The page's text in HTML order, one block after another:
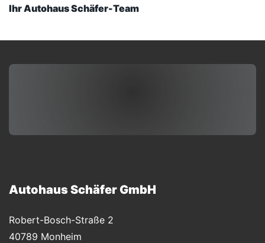
Ihr Autohaus Schäfer-Team
Autohaus Schäfer GmbH
Robert-Bosch-Straße 2
40789 Monheim